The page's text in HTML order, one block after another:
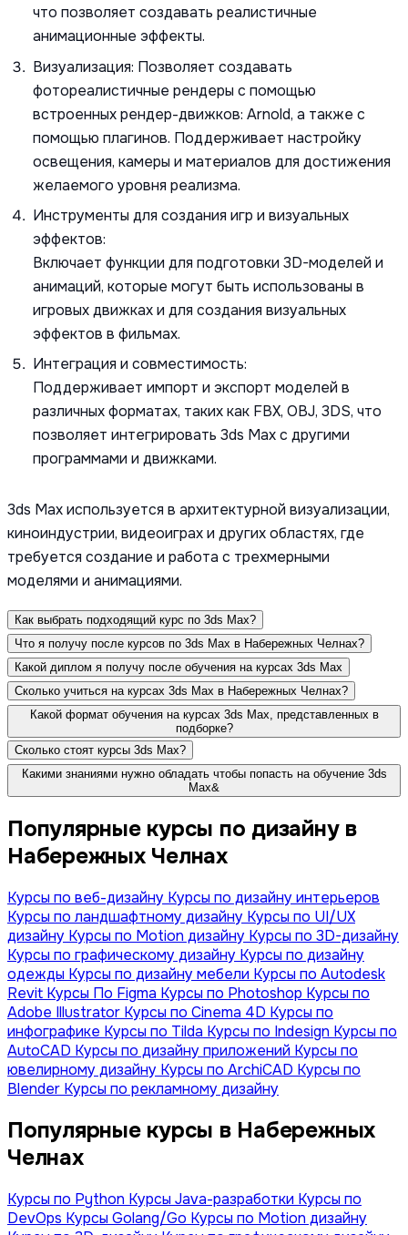
что позволяет создавать реалистичные
анимационные эффекты.
Визуализация: Позволяет создавать
фотореалистичные рендеры с помощью
встроенных рендер-движков: Arnold, а также с
помощью плагинов. Поддерживает настройку
освещения, камеры и материалов для достижения
желаемого уровня реализма.
Инструменты для создания игр и визуальных
эффектов:
Включает функции для подготовки 3D-моделей и
анимаций, которые могут быть использованы в
игровых движках и для создания визуальных
эффектов в фильмах.
Интеграция и совместимость:
Поддерживает импорт и экспорт моделей в
различных форматах, таких как FBX, OBJ, 3DS, что
позволяет интегрировать 3ds Max с другими
программами и движками.
3ds Max используется в архитектурной визуализации,
киноиндустрии, видеоиграх и других областях, где
требуется создание и работа с трехмерными
моделями и анимациями.
Как выбрать подходящий курс по 3ds Max?
Что я получу после курсов по 3ds Max в Набережных Челнах?
Какой диплом я получу после обучения на курсах 3ds Max
Сколько учиться на курсах 3ds Max в Набережных Челнах?
Какой формат обучения на курсах 3ds Max, представленных в
подборке?
Сколько стоят курсы 3ds Max?
Какими знаниями нужно обладать чтобы попасть на обучение 3ds
Max&
Популярные курсы по дизайну в
Набережных Челнах
Курсы по веб-дизайну Курсы по дизайну интерьеров
Курсы по ландшафтному дизайну Курсы по UI/UX
дизайну Курсы по Motion дизайну Курсы по 3D-дизайну
Курсы по графическому дизайну Курсы по дизайну
одежды Курсы по дизайну мебели Курсы по Autodesk
Revit Курсы По Figma Курсы по Photoshop Курсы по
Adobe Illustrator Курсы по Сinema 4D Курсы по
инфографике Курсы по Tilda Курсы по Indesign Курсы по
AutoCAD Курсы по дизайну приложений Курсы по
ювелирному дизайну Курсы по ArchiCAD Курсы по
Blender Курсы по рекламному дизайну
Популярные курсы в Набережных
Челнах
Курсы по Python Курсы Java-разработки Курсы по
DevOps Курсы Golang/Go Курсы по Motion дизайну